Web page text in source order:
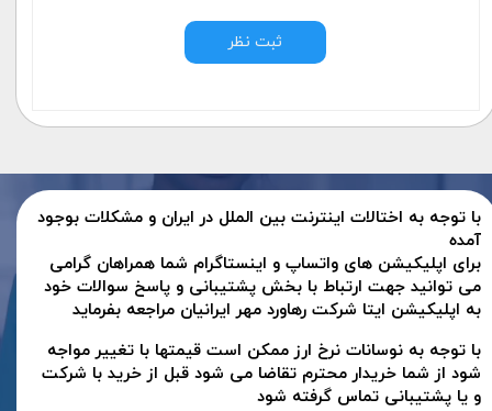
ثبت نظر
با توجه به اختالات اینترنت بین الملل در ایران و مشکلات بوجود
آمده
برای اپلیکیشن های واتساپ و اینستاگرام شما همراهان گرامی
می توانید جهت ارتباط با بخش پشتیبانی و پاسخ سوالات خود
به اپلیکیشن ایتا شرکت رهاورد مهر ایرانیان مراجعه بفرماید
با توجه به نوسانات نرخ ارز ممکن است قیمتها با تغییر مواجه
شود از شما خریدار محترم تقاضا می شود قبل از خرید با شرکت
و یا پشتیبانی تماس گرفته شود